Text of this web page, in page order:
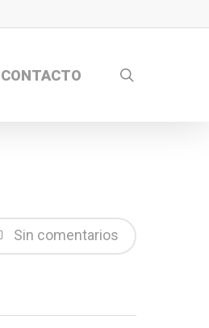
CONTACTO
Sin comentarios